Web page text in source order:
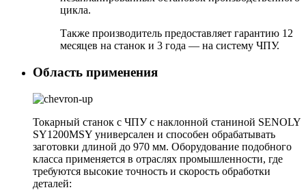
цикла.
Также производитель предоставляет гарантию 12
месяцев на станок и 3 года — на систему ЧПУ.
Область применения
Токарный станок с ЧПУ с наклонной станиной SENOLY
SY1200MSY универсален и способен обрабатывать
заготовки длиной до 970 мм. Оборудование подобного
класса применяется в отраслях промышленности, где
требуются высокие точность и скорость обработки
деталей: